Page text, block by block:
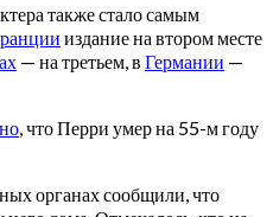
также стало самым
издание на втором месте
— на третьем, в Германии —
, что Перри умер на 55-м году
органах сообщили, что